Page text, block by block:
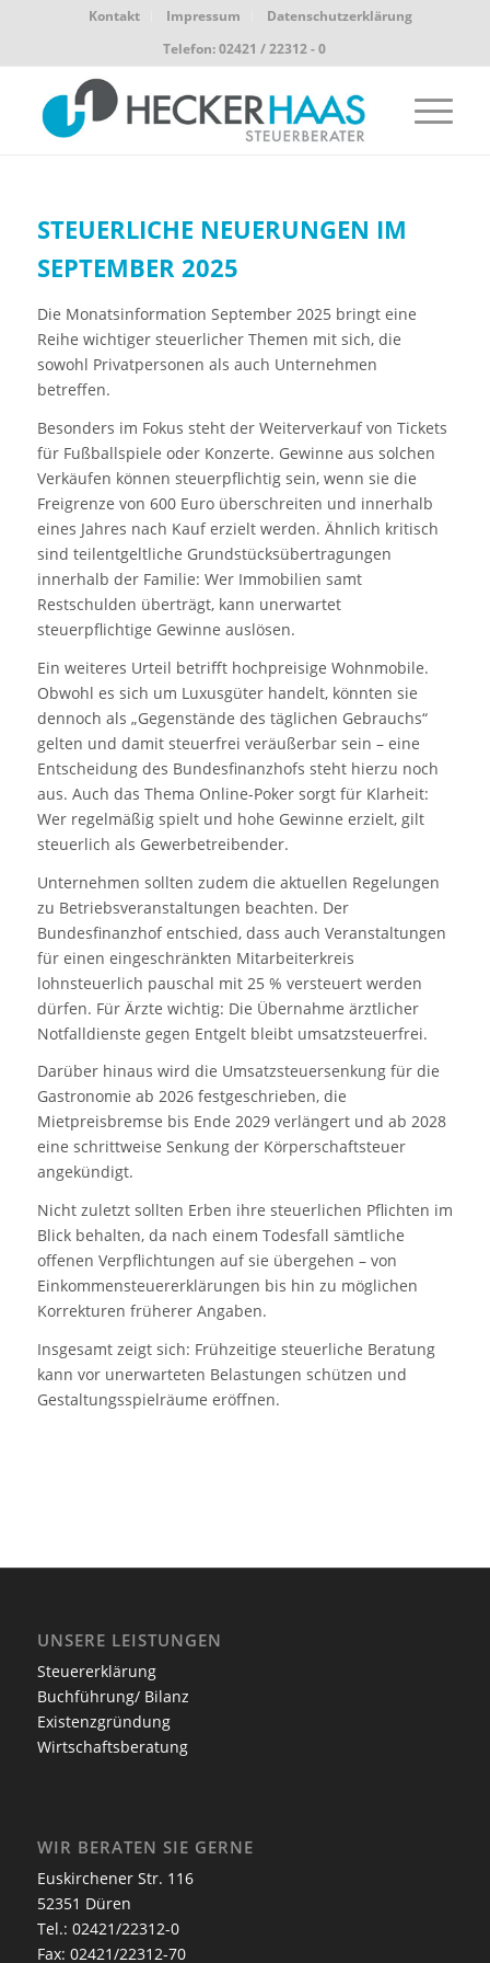
Kontakt Impressum
Datenschutzerklärung
Telefon: 02421 / 22312 - 0
STEUERLICHE NEUERUNGEN IM
SEPTEMBER 2025
Die Monatsinformation September 2025 bringt eine
Reihe wichtiger steuerlicher Themen mit sich, die
sowohl Privatpersonen als auch Unternehmen
betreffen.
Besonders im Fokus steht der Weiterverkauf von Tickets
für Fußballspiele oder Konzerte. Gewinne aus solchen
Verkäufen können steuerpflichtig sein, wenn sie die
Freigrenze von 600 Euro überschreiten und innerhalb
eines Jahres nach Kauf erzielt werden. Ähnlich kritisch
sind teilentgeltliche Grundstücksübertragungen
innerhalb der Familie: Wer Immobilien samt
Restschulden überträgt, kann unerwartet
steuerpflichtige Gewinne auslösen.
Ein weiteres Urteil betrifft hochpreisige Wohnmobile.
Obwohl es sich um Luxusgüter handelt, könnten sie
dennoch als „Gegenstände des täglichen Gebrauchs“
gelten und damit steuerfrei veräußerbar sein – eine
Entscheidung des Bundesfinanzhofs steht hierzu noch
aus. Auch das Thema Online-Poker sorgt für Klarheit:
Wer regelmäßig spielt und hohe Gewinne erzielt, gilt
steuerlich als Gewerbetreibender.
Unternehmen sollten zudem die aktuellen Regelungen
zu Betriebsveranstaltungen beachten. Der
Bundesfinanzhof entschied, dass auch Veranstaltungen
für einen eingeschränkten Mitarbeiterkreis
lohnsteuerlich pauschal mit 25 % versteuert werden
dürfen. Für Ärzte wichtig: Die Übernahme ärztlicher
Notfalldienste gegen Entgelt bleibt umsatzsteuerfrei.
Darüber hinaus wird die Umsatzsteuersenkung für die
Gastronomie ab 2026 festgeschrieben, die
Mietpreisbremse bis Ende 2029 verlängert und ab 2028
eine schrittweise Senkung der Körperschaftsteuer
angekündigt.
Nicht zuletzt sollten Erben ihre steuerlichen Pflichten im
Blick behalten, da nach einem Todesfall sämtliche
offenen Verpflichtungen auf sie übergehen – von
Einkommensteuererklärungen bis hin zu möglichen
Korrekturen früherer Angaben.
Insgesamt zeigt sich: Frühzeitige steuerliche Beratung
kann vor unerwarteten Belastungen schützen und
Gestaltungsspielräume eröffnen.
UNSERE LEISTUNGEN
Steuererklärung
Buchführung/ Bilanz
Existenzgründung
Wirtschaftsberatung
WIR BERATEN SIE GERNE
Euskirchener Str. 116
52351 Düren
Tel.: 02421/22312-0
Fax: 02421/22312-70